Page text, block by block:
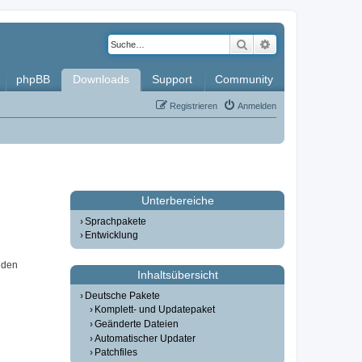
Suche
phpBB Downloads Support Community
Anmelden
Registrieren
Unterbereiche
Sprachpakete
Entwicklung
Inhaltsübersicht
Deutsche Pakete
Komplett- und Updatepaket
Geänderte Dateien
Automatischer Updater
Patchfiles